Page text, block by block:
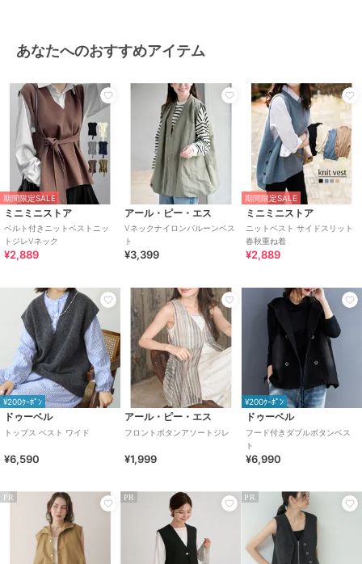
あなたへのおすすめアイテム
期間限定SALE
ミニミニストア
ベルト付きニットベストニッ
トジレVネック
¥2,889
アール・ピー・エス
Vネックナイロンバルーンベス
ト
¥3,399
期間限定SALE
ミニミニストア
ニットベスト サイドスリット
春秋重ね着
¥2,889
¥200ｸｰﾎﾟﾝ
ドゥーベル
トップス ベスト ワイド
¥6,590
アール・ピー・エス
フロントボタンアソートジレ
¥1,999
¥200ｸｰﾎﾟﾝ
ドゥーベル
フード付きダブルボタンベス
ト
¥6,990
PR PR PR